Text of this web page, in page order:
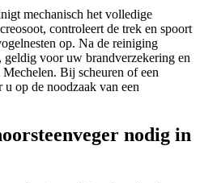
mechanisch het volledige
controleert de trek en spoort
op. Na de reiniging
geldig voor uw brandverzekering en
Bij scheuren of een
op de noodzaak van een
nodig in